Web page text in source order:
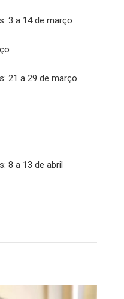
3 a 14 de março
21 a 29 de março
8 a 13 de abril